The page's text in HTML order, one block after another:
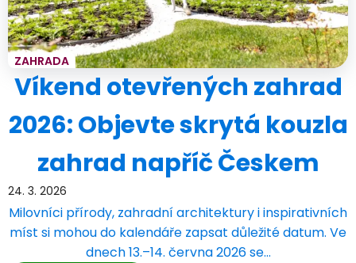
ZAHRADA
Víkend otevřených zahrad
2026: Objevte skrytá kouzla
zahrad napříč Českem
24. 3. 2026
Milovníci přírody, zahradní architektury i inspirativních
míst si mohou do kalendáře zapsat důležité datum. Ve
dnech 13.–14. června 2026 se…